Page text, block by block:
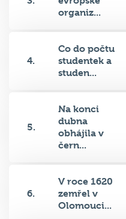
organiz...
4.
Co do počtu
studentek a
studen...
5.
Na konci
dubna
obhájila v
čern...
6.
V roce 1620
zemřel v
Olomouci...